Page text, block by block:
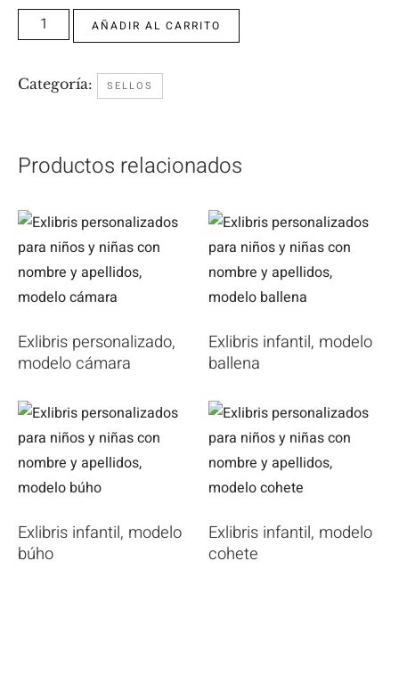
AÑADIR AL CARRITO
Categoría: SELLOS
Productos relacionados
Exlibris personalizado,
modelo cámara
Exlibris infantil, modelo
ballena
Exlibris infantil, modelo
búho
Exlibris infantil, modelo
cohete